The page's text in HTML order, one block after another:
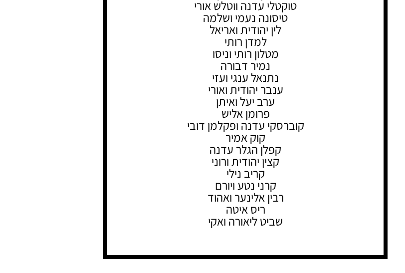
טוקטלי עדנה ווטלש אורי
טיסונה נעמי ושלמה
לין יהודית ואריאל
למדן רותי
מטלון רותי וניסו
נמיר דבורה
נתנאל ענגי ועזי
ענבר יהודית ואורי
ערב יעל ואיתן
פרומן אליש
קוברסקי עדנה ופקלמן דובי
קוק אמיר
קפלן הגלר עדנה
קצין יהודית ורוני
קריב נילי
קרני נטע ויורם
רבין אלינער ואהוד
ריס איטה
שביט ליאורה ואקי